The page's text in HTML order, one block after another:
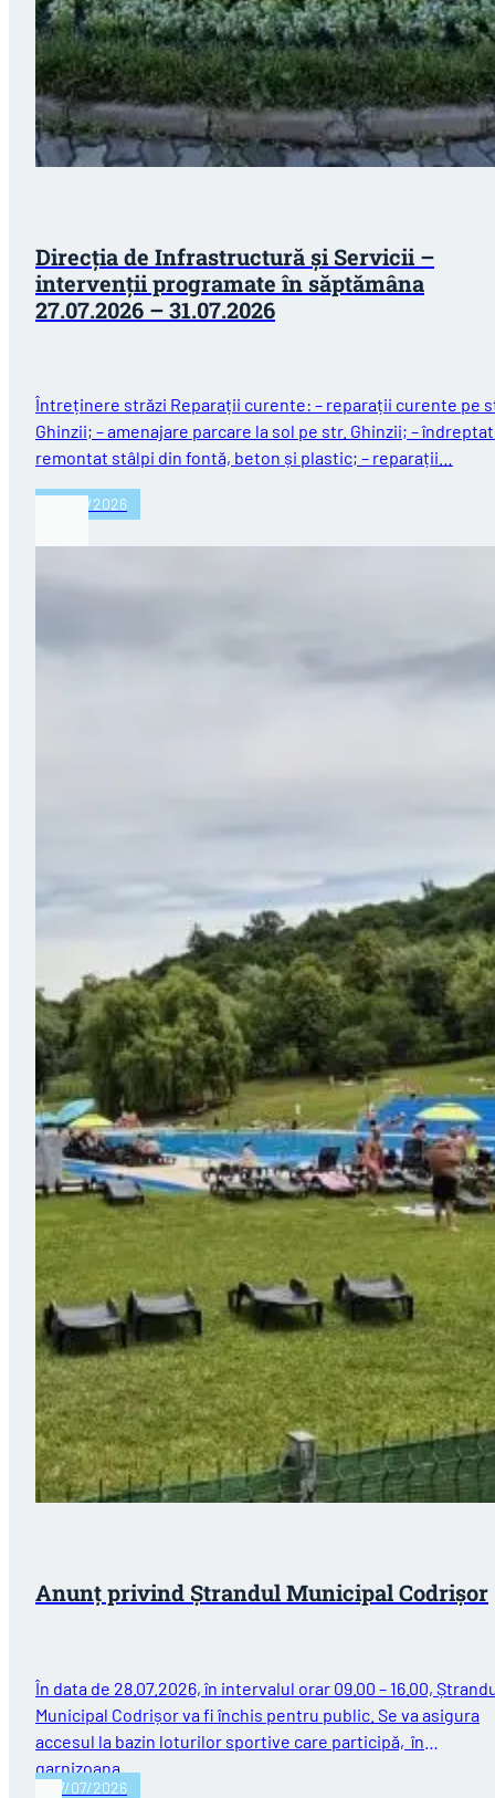
Direcția de Infrastructură și Servicii –
intervenții programate în săptămâna
27.07.2026 – 31.07.2026
Întreținere străzi Reparații curente: – reparații curente pe
Ghinzii; – amenajare parcare la sol pe str. Ghinzii; –
remontat stâlpi din fontă, beton și plastic; – reparații…
27/07/2026
Anunț privind Ștrandul Municipal Codrișor
În data de 28.07.2026, în intervalul orar 09.00 – 16.00,
Municipal Codrișor va fi închis pentru public. Se va asigura
accesul la bazin loturilor sportive care participă, în
garnizoana…
27/07/2026